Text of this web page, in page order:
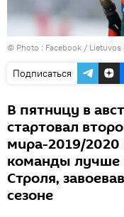
© Photo : Facebook /
Подписаться
В пятницу в
стартовал
мира-2019/2020
команды лучше
Строля,
сезоне